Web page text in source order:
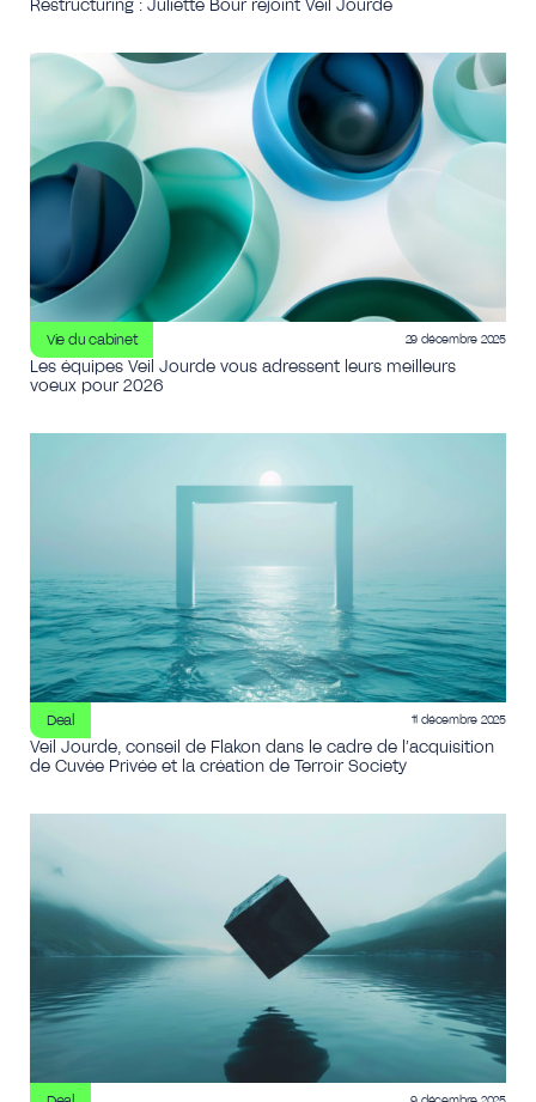
Restructuring : Juliette Bour rejoint Veil Jourde
Vie du cabinet 29 décembre 2025
Les équipes Veil Jourde vous adressent leurs meilleurs
voeux pour 2026
Deal 11 décembre 2025
Veil Jourde, conseil de Flakon dans le cadre de l’acquisition
de Cuvée Privée et la création de Terroir Society